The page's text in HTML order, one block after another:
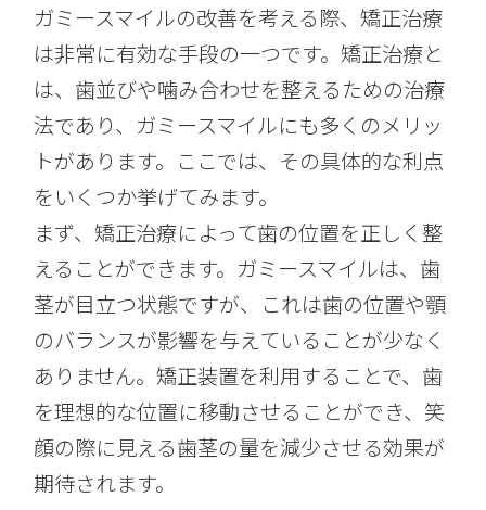
ガミースマイルの改善を考える際、矯正治療
は非常に有効な手段の一つです。矯正治療と
は、歯並びや噛み合わせを整えるための治療
法であり、ガミースマイルにも多くのメリッ
トがあります。ここでは、その具体的な利点
をいくつか挙げてみます。
まず、矯正治療によって歯の位置を正しく整
えることができます。ガミースマイルは、歯
茎が目立つ状態ですが、これは歯の位置や顎
のバランスが影響を与えていることが少なく
ありません。矯正装置を利用することで、歯
を理想的な位置に移動させることができ、笑
顔の際に見える歯茎の量を減少させる効果が
期待されます。